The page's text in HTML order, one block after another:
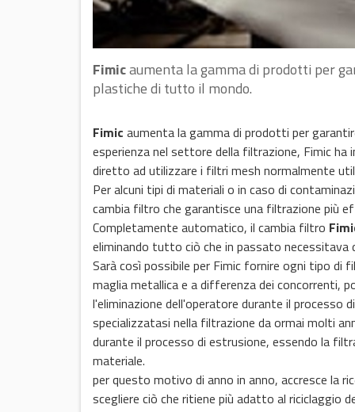
Fimicaumenta la gamma di prodotti per
plastiche di tutto il mondo.
Fimic aumenta la gamma di prodotti per
esperienza nel settore della filtrazione, Fimic
diretto ad utilizzare i filtri mesh normalmente
Per alcuni tipi di materiali o in caso di
cambia filtro che garantisce una filtrazione più
Completamente automatico, il cambia filtro
eliminando tutto ciò che in passato
Sarà così possibile per Fimic fornire ogni tipo
maglia metallica e a differenza dei
l'eliminazione dell'operatore durante il processo
specializzatasi nella filtrazione da ormai molti
durante il processo di estrusione, essendo la
materiale.
per questo motivo di anno in anno, accresce la
scegliere ciò che ritiene più adatto al riciclaggio